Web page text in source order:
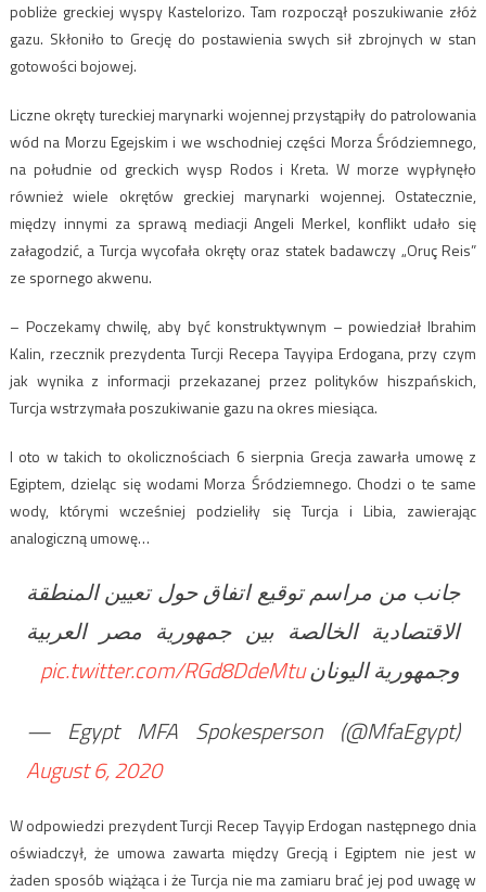
pobliże greckiej wyspy Kastelorizo. Tam rozpoczął poszukiwanie złóż
gazu. Skłoniło to Grecję do postawienia swych sił zbrojnych w stan
gotowości bojowej.
Liczne okręty tureckiej marynarki wojennej przystąpiły do patrolowania
wód na Morzu Egejskim i we wschodniej części Morza Śródziemnego,
na południe od greckich wysp Rodos i Kreta. W morze wypłynęło
również wiele okrętów greckiej marynarki wojennej. Ostatecznie,
między innymi za sprawą mediacji Angeli Merkel, konflikt udało się
załagodzić, a Turcja wycofała okręty oraz statek badawczy „Oruç Reis”
ze spornego akwenu.
– Poczekamy chwilę, aby być konstruktywnym – powiedział Ibrahim
Kalin, rzecznik prezydenta Turcji Recepa Tayyipa Erdogana, przy czym
jak wynika z informacji przekazanej przez polityków hiszpańskich,
Turcja wstrzymała poszukiwanie gazu na okres miesiąca.
I oto w takich to okolicznościach 6 sierpnia Grecja zawarła umowę z
Egiptem, dzieląc się wodami Morza Śródziemnego. Chodzi o te same
wody, którymi wcześniej podzieliły się Turcja i Libia, zawierając
analogiczną umowę…
جانب من مراسم توقيع اتفاق حول تعيين المنطقة
الاقتصادية الخالصة بين جمهورية مصر العربية
وجمهورية اليونانpic.twitter.com/RGd8DdeMtu
— Egypt MFA Spokesperson (@MfaEgypt)
August 6, 2020
W odpowiedzi prezydent Turcji Recep Tayyip Erdogan następnego dnia
oświadczył, że umowa zawarta między Grecją i Egiptem nie jest w
żaden sposób wiążąca i że Turcja nie ma zamiaru brać jej pod uwagę w